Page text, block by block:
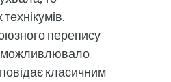
перепису
класичним